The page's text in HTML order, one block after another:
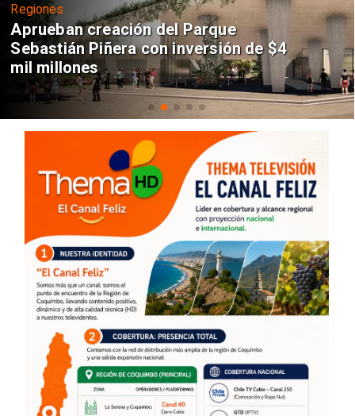
Regiones
Aprueban creación del Parque
Sebastián Piñera con inversión de $4
mil millones